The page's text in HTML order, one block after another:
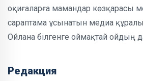
оқиғаларға мамандар көзқарасы
сараптама ұсынатын медиа
Ойлана білгенге оймақтай ойдың
Редакция